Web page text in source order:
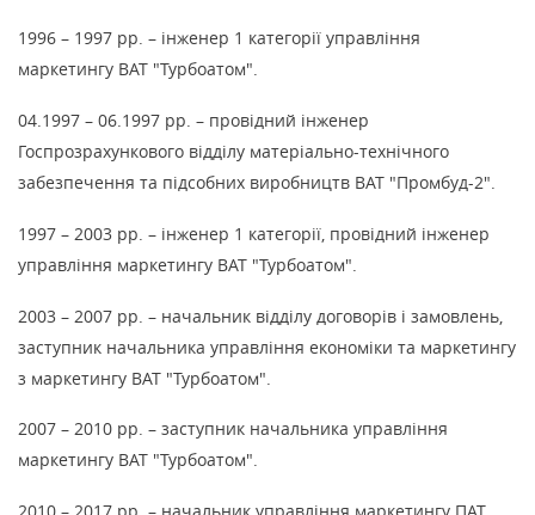
1996 – 1997 рр. – інженер 1 категорії управління
маркетингу ВАТ "Турбоатом".
04.1997 – 06.1997 рр. – провідний інженер
Госпрозрахункового відділу матеріально-технічного
забезпечення та підсобних виробництв ВАТ "Промбуд-2".
1997 – 2003 рр. – інженер 1 категорії, провідний інженер
управління маркетингу ВАТ "Турбоатом".
2003 – 2007 рр. – начальник відділу договорів і замовлень,
заступник начальника управління економіки та маркетингу
з маркетингу ВАТ "Турбоатом".
2007 – 2010 рр. – заступник начальника управління
маркетингу ВАТ "Турбоатом".